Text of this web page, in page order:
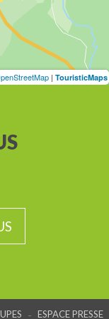
| TouristicMaps
- ESPACE PRESSE